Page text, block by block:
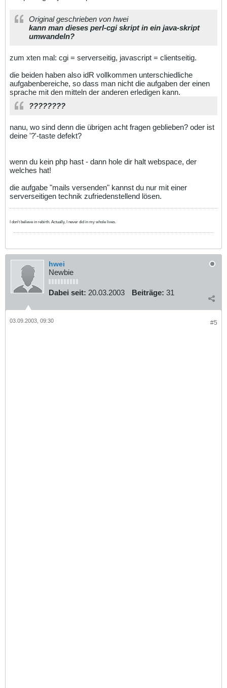
Original geschrieben von hwei
kann man dieses perl-cgi skript in ein java-skript
umwandeln?
zum xten mal: cgi = serverseitig, javascript = clientseitig.
die beiden haben also idR vollkommen unterschiedliche
aufgabenbereiche, so dass man nicht die aufgaben der einen
sprache mit den mitteln der anderen erledigen kann.
????????
nanu, wo sind denn die übrigen acht fragen geblieben? oder ist
deine '?'-taste defekt?
wenn du kein php hast - dann hole dir halt webspace, der
welches hat!
die aufgabe "mails versenden" kannst du nur mit einer
serverseitigen technik zufriedenstellend lösen.
I don't believe in rebirth. Actually, I never did in my whole lives.
hwei
Newbie
Dabei seit: 20.03.2003 Beiträge: 31
#5
03.09.2003, 09:30